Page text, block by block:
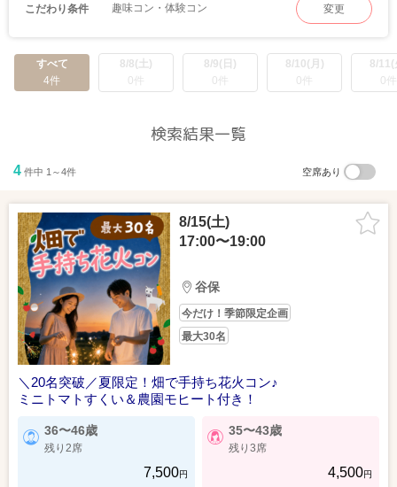
こだわり条件 趣味コン・体験コン 変更
すべて
4件
8/8(土)
0件
8/9(日)
0件
8/10(月)
0件
8/11(
0件
検索結果一覧
4 件中 1～4件 空席あり
8/15(土)
17:00〜19:00
谷保
今だけ！季節限定企画
最大30名
＼20名突破／夏限定！畑で手持ち花火コン♪
ミニトマトすくい＆農園モヒート付き！
36〜46歳
残り2席
7,500円
35〜43歳
残り3席
4,500円